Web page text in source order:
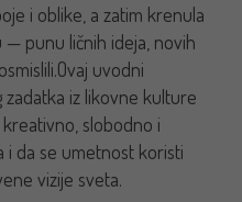
i oblike, a zatim krenula
punu ličnih ideja, novih
Ovaj uvodni
iz likovne kulture
slobodno i
i da se umetnost koristi
vizije sveta.